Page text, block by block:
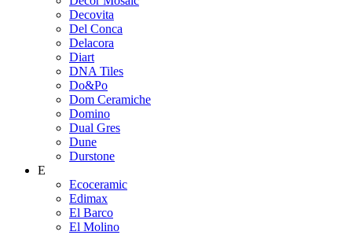
Decovita
Del Conca
Delacora
Diart
DNA Tiles
Do&Po
Dom Ceramiche
Domino
Dual Gres
Dune
Durstone
E
Ecoceramic
Edimax
El Barco
El Molino